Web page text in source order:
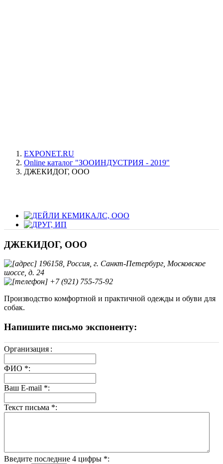
EXPONET.RU
Online каталог "ЗООИНДУСТРИЯ - 2019"
ДЖЕКИДОГ, ООО
ДЖЕКИДОГ, ООО
196158, Россия, г. Санкт-Петербург, Московское
шоссе, д. 24
+7 (921) 755-75-92
Производство комфортной и практичной одежды и обуви для
собак.
Напишите письмо экспоненту:
Организация :
ФИО *:
Ваш E-mail *:
Текст письма *:
Введите последние 4 цифры *: